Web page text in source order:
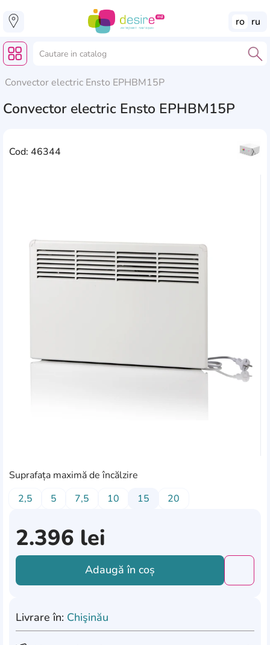
ro ru
Convector electric Ensto EPHBM15P
Convector electric Ensto EPHBM15P
Cod: 46344
Suprafața maximă de încălzire
2,5
5 7,5 10 15 20
2.396 lei
Adaugă în coș
Livrare în: Chişinău